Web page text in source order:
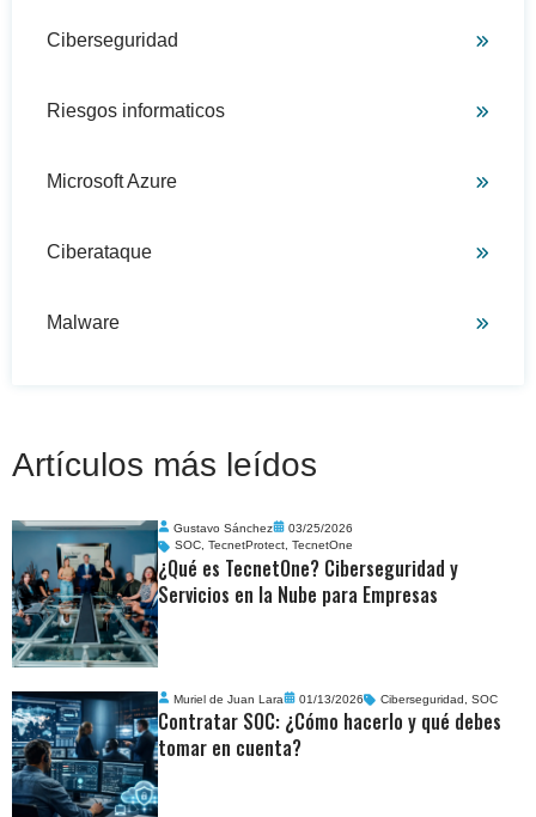
Ciberseguridad
Riesgos informaticos
Microsoft Azure
Ciberataque
Malware
Artículos más leídos
Gustavo Sánchez
03/25/2026
SOC,TecnetProtect,TecnetOne
¿Qué es TecnetOne? Ciberseguridad y
Servicios en la Nube para Empresas
Muriel de Juan Lara 01/13/2026 Ciberseguridad ,SOC
Contratar SOC: ¿Cómo hacerlo y qué debes
tomar en cuenta?